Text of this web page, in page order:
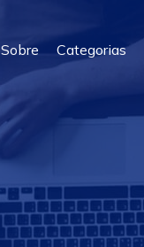
Sobre Categorias